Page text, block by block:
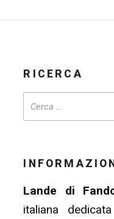
RICERCA
Lande di
italiana